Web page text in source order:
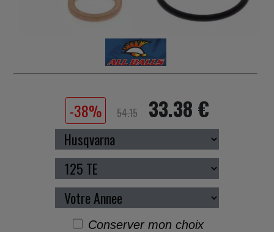
-38% 54.15 33.38 €
Conserver mon choix